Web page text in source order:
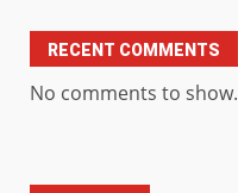
RECENT COMMENTS
No comments to show.